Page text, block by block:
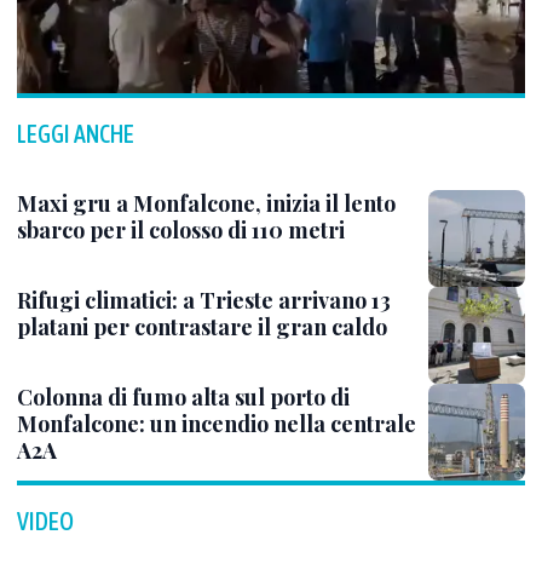
LEGGI ANCHE
Maxi gru a Monfalcone, inizia il lento
sbarco per il colosso di 110 metri
Rifugi climatici: a Trieste arrivano 13
platani per contrastare il gran caldo
Colonna di fumo alta sul porto di
Monfalcone: un incendio nella centrale
A2A
VIDEO